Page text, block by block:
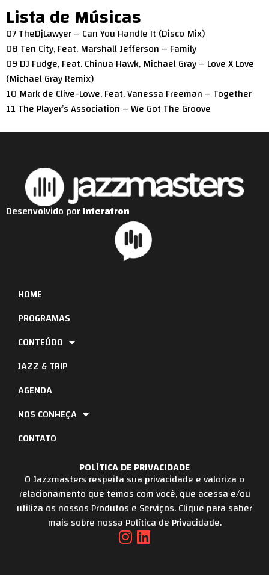
Lista de Músicas
07 TheDjLawyer – Can You Handle It (Disco Mix)
08 Ten City, Feat. Marshall Jefferson – Family
09 DJ Fudge, Feat. Chinua Hawk, Michael Gray – Love X Love
(Michael Gray Remix)
10 Mark de Clive-Lowe, Feat. Vanessa Freeman – Together
11 The Player’s Association – We Got The Groove
POLÍTICA DE PRIVACIDADE
O Jazzmasters respeita sua privacidade e valoriza o
relacionamento que temos com você, que acessa e/ou
utiliza os nossos Produtos e Serviços. Clique para saber
mais sobre nossa Política de Privacidade.
HOME
PROGRAMAS
CONTEÚDO
JAZZ & TRIP
AGENDA
NOS CONHEÇA
CONTATO
Desenvolvido porInteratron